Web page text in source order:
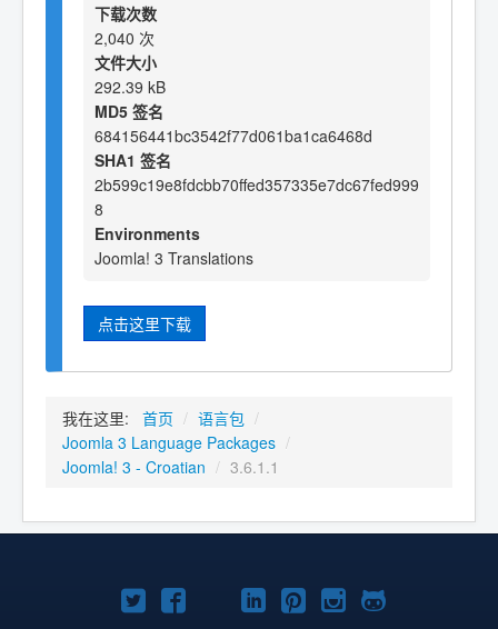
下载次数
2,040 次
文件大小
292.39 kB
MD5 签名
684156441bc3542f77d061ba1ca6468d
SHA1 签名
2b599c19e8fdcbb70ffed357335e7dc67fed999
8
Environments
Joomla! 3 Translations
点击这里下载
我在这里: 首页 / 语言包 /
Joomla 3 Language Packages /
Joomla! 3 - Croatian / 3.6.1.1
TwitterFacebookYouTube
LinkedIn
Pinterest
Instagram
GitHub